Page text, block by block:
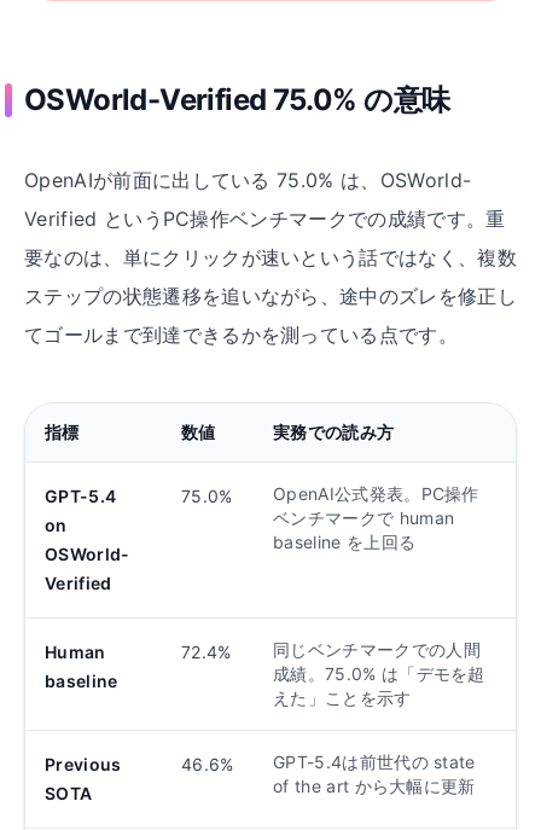
OSWorld-Verified 75.0% の意味
OpenAIが前面に出している 75.0% は、OSWorld-
Verified というPC操作ベンチマークでの成績です。重
要なのは、単にクリックが速いという話ではなく、複数
ステップの状態遷移を追いながら、途中のズレを修正し
てゴールまで到達できるかを測っている点です。
指標 数値 実務での読み方
GPT-5.4
on
OSWorld-
Verified
75.0%
OpenAI公式発表。PC操作
ベンチマークで human
baseline を上回る
Human
baseline
72.4%
同じベンチマークでの人間
成績。75.0% は「デモを超
えた」ことを示す
Previous
SOTA
46.6%
GPT-5.4は前世代の state
of the art から大幅に更新